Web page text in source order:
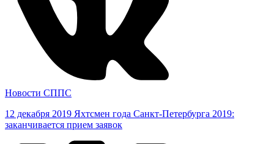
Новости СППС
12 декабря 2019 Яхтсмен года Санкт-Петербурга 2019:
заканчивается прием заявок